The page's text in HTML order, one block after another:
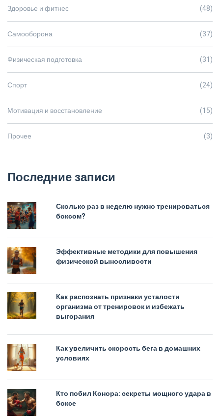
Здоровье и фитнес (48)
Самооборона (37)
Физическая подготовка (31)
Спорт (24)
Мотивация и восстановление (15)
Прочее (3)
Последние записи
Сколько раз в неделю нужно тренироваться
боксом?
Эффективные методики для повышения
физической выносливости
Как распознать признаки усталости
организма от тренировок и избежать
выгорания
Как увеличить скорость бега в домашних
условиях
Кто побил Конора: секреты мощного удара в
боксе